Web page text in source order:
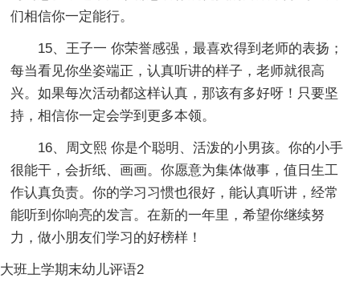
们相信你一定能行。
15、王子一 你荣誉感强，最喜欢得到老师的表扬；
每当看见你坐姿端正，认真听讲的样子，老师就很高
兴。如果每次活动都这样认真，那该有多好呀！只要坚
持，相信你一定会学到更多本领。
16、周文熙 你是个聪明、活泼的小男孩。你的小手
很能干，会折纸、画画。你愿意为集体做事，值日生工
作认真负责。你的学习习惯也很好，能认真听讲，经常
能听到你响亮的发言。在新的一年里，希望你继续努
力，做小朋友们学习的好榜样！
大班上学期末幼儿评语2